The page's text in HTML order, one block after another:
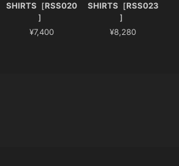
SHIRTS［RSS020
］
¥7,400
SHIRTS［RSS023
］
¥8,280